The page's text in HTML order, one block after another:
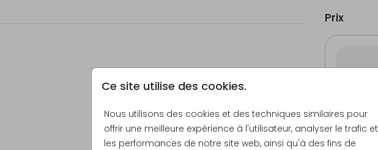
Ce site utilise des cookies.
Nous utilisons des cookies et des techniques similaires pour
offrir une meilleure expérience à l'utilisateur, analyser le trafic et
les performances de notre site web, ainsi qu'à des fins de
Prix